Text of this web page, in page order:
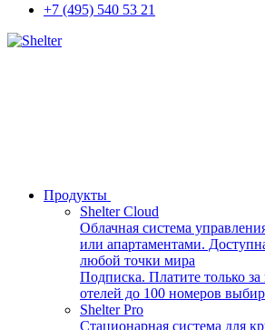
+7 (495) 540 53 21
Продукты
Shelter Cloud
Облачная система
или апартаментами.
любой точки мира
Подписка. Платите только
отелей до 100 номеров
Shelter Pro
Стационарная система для